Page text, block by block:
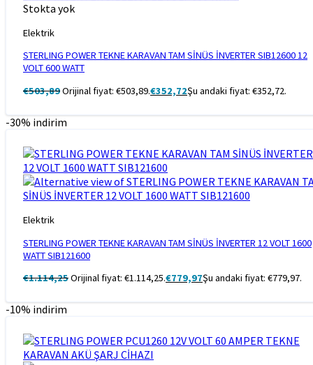
Stokta yok
Elektrik
STERLING POWER TEKNE KARAVAN TAM SİNÜS İNVERTER SIB12600 12
VOLT 600 WATT
€503,89Orijinal fiyat: €503,89.€352,72Şu andaki fiyat: €352,72.
-30% indirim
Elektrik
STERLING POWER TEKNE KARAVAN TAM SİNÜS İNVERTER 12 VOLT 1600
WATT SIB121600
€1.114,25Orijinal fiyat: €1.114,25.€779,97Şu andaki fiyat: €779,97.
-10% indirim